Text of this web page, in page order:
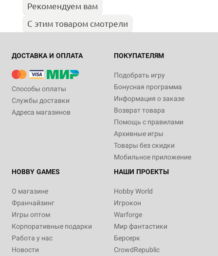
Рекомендуем вам
С этим товаром смотрели
ДОСТАВКА И ОПЛАТА
Способы оплаты
Службы доставки
Адреса магазинов
ПОКУПАТЕЛЯМ
Подобрать игру
Бонусная программа
Информация о заказе
Возврат товара
Помощь с правилами
Архивные игры
Товары без скидки
Мобильное приложение
HOBBY GAMES
О магазине
Франчайзинг
Игры оптом
Корпоративные подарки
Работа у нас
Новости
НАШИ ПРОЕКТЫ
Hobby World
Игрокон
Warforge
Мир фантастики
Берсерк
CrowdRepublic